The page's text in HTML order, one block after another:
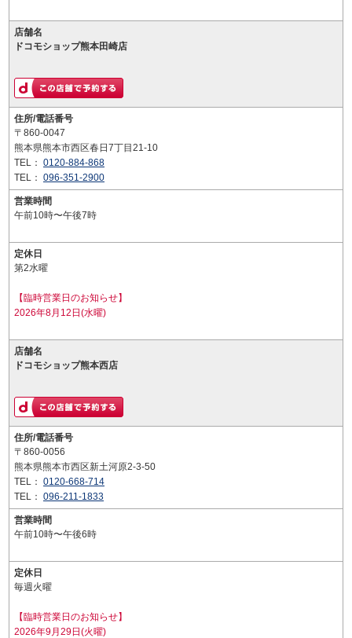
店舗名
ドコモショップ熊本田崎店
住所/電話番号
〒860-0047
熊本県熊本市西区春日7丁目21-10
TEL： 0120-884-868
TEL： 096-351-2900
営業時間
午前10時〜午後7時
定休日
第2水曜
【臨時営業日のお知らせ】
2026年8月12日(水曜)
店舗名
ドコモショップ熊本西店
住所/電話番号
〒860-0056
熊本県熊本市西区新土河原2-3-50
TEL： 0120-668-714
TEL： 096-211-1833
営業時間
午前10時〜午後6時
定休日
毎週火曜
【臨時営業日のお知らせ】
2026年9月29日(火曜)